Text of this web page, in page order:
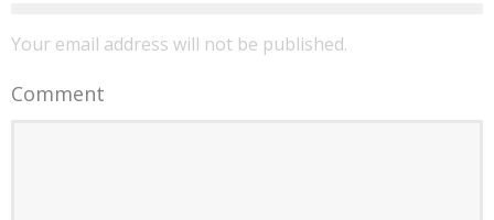
Your email address will not be published.
Comment